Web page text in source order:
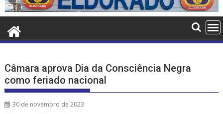
Câmara aprova Dia da Consciência Negra
como feriado nacional
30 de novembro de 2023